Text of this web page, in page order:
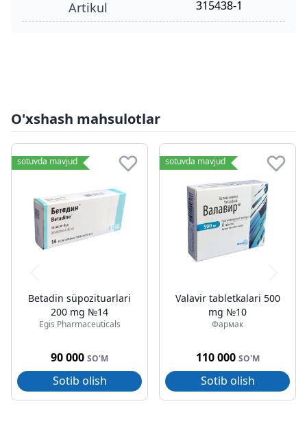
Artikul 315438-1
O'xshash mahsulotlar
sotuvda mavjud
Betadin süpozituarlari
200 mg №14
Egis Pharmaceuticals
90 000 SO'M
Sotib olish
sotuvda mavjud
Valavir tabletkalari 500
mg №10
Фармак
110 000 SO'M
Sotib olish